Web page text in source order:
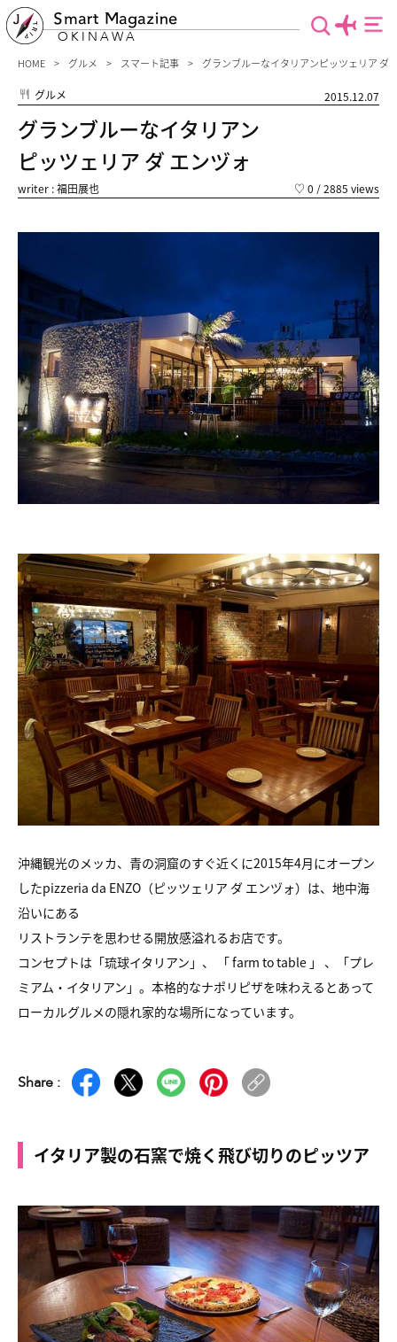
Smart Magazine
OKINAWA
HOME グルメ スマート記事 グランブルーなイタリアンピッツェリア ダ
グルメ 2015.12.07
グランブルーなイタリアン
ピッツェリア ダ エンヅォ
writer : 福田展也 ♡ 0 / 2885 views
沖縄観光のメッカ、青の洞窟のすぐ近くに2015年4月にオープン
したpizzeria da ENZO（ピッツェリア ダ エンヅォ）は、地中海
沿いにある
リストランテを思わせる開放感溢れるお店です。
コンセプトは「琉球イタリアン」、 「 farm to table 」 、「プレ
ミアム・イタリアン」。本格的なナポリピザを味わえるとあって
ローカルグルメの隠れ家的な場所になっています。
Share :
イタリア製の石窯で焼く飛び切りのピッツア